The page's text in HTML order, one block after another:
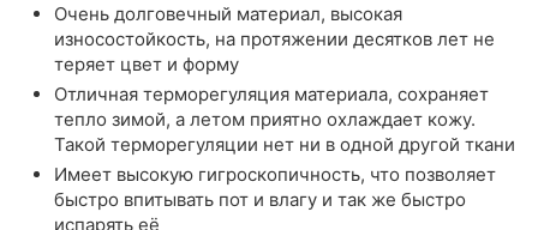
Очень долговечный материал, высокая
износостойкость, на протяжении десятков лет не
теряет цвет и форму
Отличная терморегуляция материала, сохраняет
тепло зимой, а летом приятно охлаждает кожу.
Такой терморегуляции нет ни в одной другой ткани
Имеет высокую гигроскопичность, что позволяет
быстро впитывать пот и влагу и так же быстро
испарять её